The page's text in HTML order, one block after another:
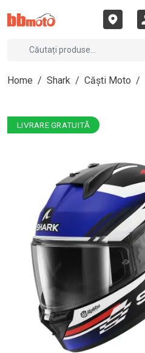
Home / Shark / Căști Moto /
LIVRARE GRATUITĂ